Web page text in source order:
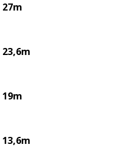
27m
23,6m
19m
13,6m